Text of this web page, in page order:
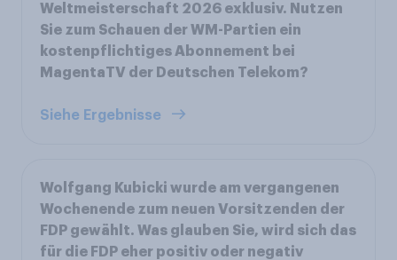
Weltmeisterschaft 2026 exklusiv. Nutzen
Sie zum Schauen der WM-Partien ein
kostenpflichtiges Abonnement bei
MagentaTV der Deutschen Telekom?
Siehe Ergebnisse
Wolfgang Kubicki wurde am vergangenen
Wochenende zum neuen Vorsitzenden der
FDP gewählt. Was glauben Sie, wird sich das
für die FDP eher positiv oder negativ